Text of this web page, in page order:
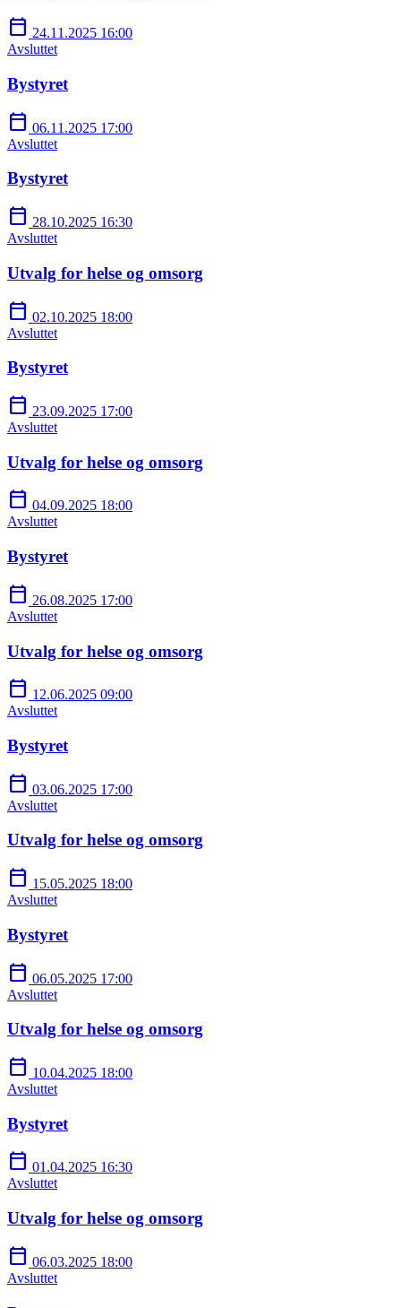
calendar_today 24.11.2025 16:00
Avsluttet
Bystyret
calendar_today 06.11.2025 17:00
Avsluttet
Bystyret
calendar_today 28.10.2025 16:30
Avsluttet
Utvalg for helse og omsorg
calendar_today 02.10.2025 18:00
Avsluttet
Bystyret
calendar_today 23.09.2025 17:00
Avsluttet
Utvalg for helse og omsorg
calendar_today 04.09.2025 18:00
Avsluttet
Bystyret
calendar_today 26.08.2025 17:00
Avsluttet
Utvalg for helse og omsorg
calendar_today 12.06.2025 09:00
Avsluttet
Bystyret
calendar_today 03.06.2025 17:00
Avsluttet
Utvalg for helse og omsorg
calendar_today 15.05.2025 18:00
Avsluttet
Bystyret
calendar_today 06.05.2025 17:00
Avsluttet
Utvalg for helse og omsorg
calendar_today 10.04.2025 18:00
Avsluttet
Bystyret
calendar_today 01.04.2025 16:30
Avsluttet
Utvalg for helse og omsorg
calendar_today 06.03.2025 18:00
Avsluttet